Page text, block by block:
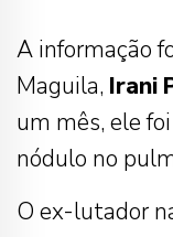
A informação
Maguila, Irani
um mês, ele
nódulo no
O ex-lutador